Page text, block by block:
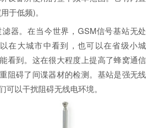
于低频)。
器。在当今世界，GSM信号基站无处
在大城市中看到，也可以在省级小城
看到。这在很大程度上提高了蜂窝通信
阻碍了间谍器材的检测。基站是强无线
可以干扰阻碍无线电环境。